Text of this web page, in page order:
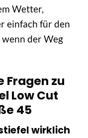
Wetter,
einfach für den
der Weg
Fragen zu
Low Cut
45
wirklich